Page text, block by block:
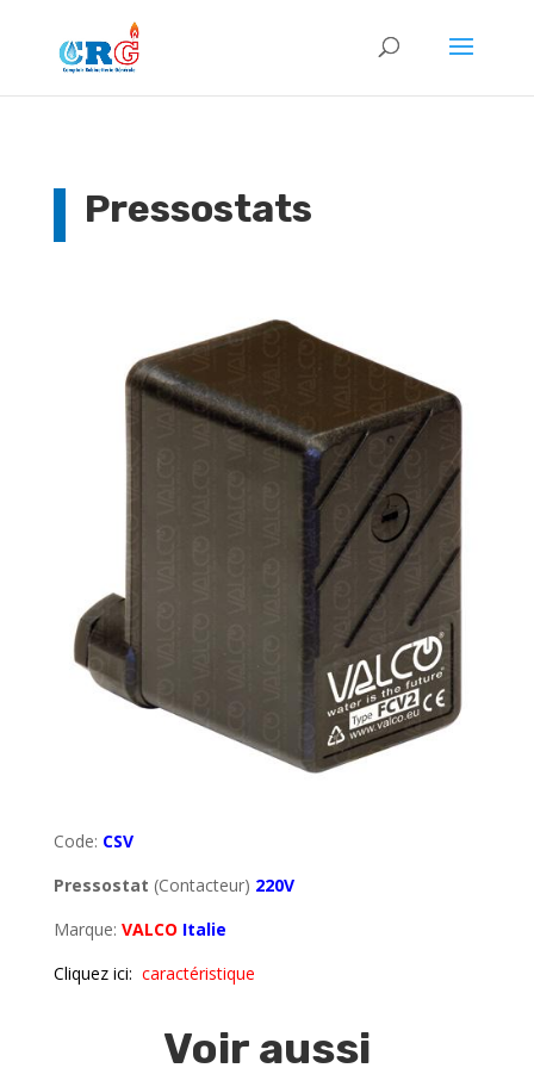
Pressostats
Code: CSV
Pressostat (Contacteur) 220V
Marque: VALCO Italie
Cliquez ici: caractéristique
Voir aussi